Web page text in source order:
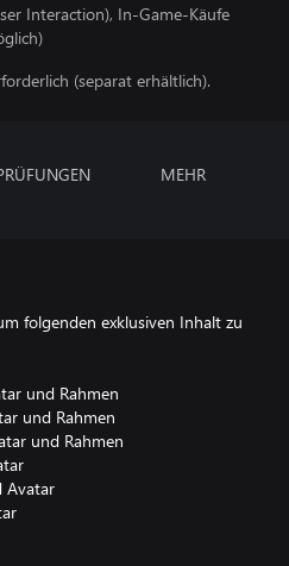
Interaction), In-Game-Käufe
(separat erhältlich).
MEHR
folgenden exklusiven Inhalt zu
und Rahmen
und Rahmen
und Rahmen
Avatar